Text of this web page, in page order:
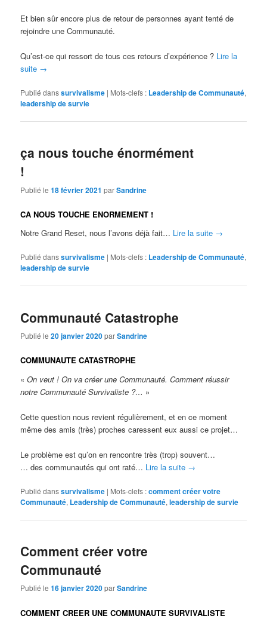
Et bien sûr encore plus de retour de personnes ayant tenté de
rejoindre une Communauté.
Qu’est-ce qui ressort de tous ces retours d’expérience ? Lire la
suite →
Publié danssurvivalisme | Mots-clefs : Leadership de Communauté,
leadership de survie
ça nous touche énormément
!
Publié le18 février 2021 parSandrine
CA NOUS TOUCHE ENORMEMENT !
Notre Grand Reset, nous l’avons déjà fait… Lire la suite →
Publié danssurvivalisme | Mots-clefs : Leadership de Communauté,
leadership de survie
Communauté Catastrophe
Publié le20 janvier 2020parSandrine
COMMUNAUTE CATASTROPHE
«On veut ! On va créer une Communauté. Comment réussir
notre Communauté Survivaliste ?… »
Cette question nous revient régulièrement, et en ce moment
même des amis (très) proches caressent eux aussi ce projet…
Le problème est qu’on en rencontre très (trop) souvent…
… des communautés qui ont raté… Lire la suite →
Publié danssurvivalisme | Mots-clefs :comment créer votre
Communauté, Leadership de Communauté,leadership de survie
Comment créer votre
Communauté
Publié le16 janvier 2020parSandrine
COMMENT CREER UNE COMMUNAUTE SURVIVALISTE